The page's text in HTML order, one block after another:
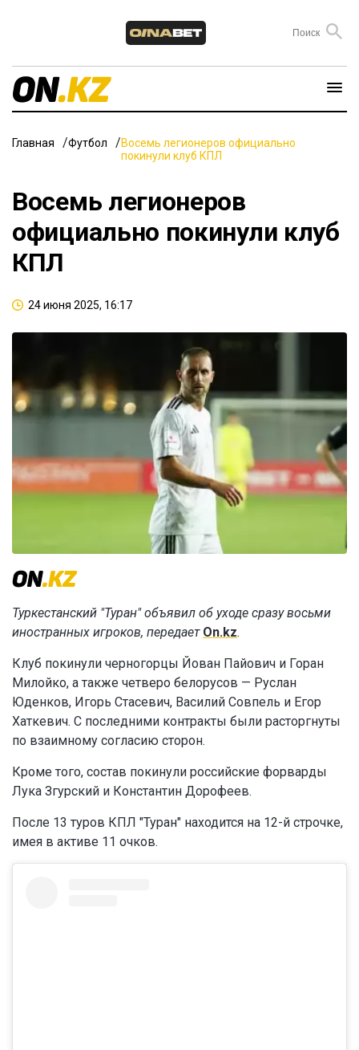
Главная Футбол
Восемь легионеров официально
покинули клуб КПЛ
Восемь легионеров
официально покинули клуб
КПЛ
24 июня 2025, 16:17
Туркестанский "Туран" объявил об уходе сразу восьми
иностранных игроков, передает On.kz.
Клуб покинули черногорцы Йован Пайович и Горан
Милойко, а также четверо белорусов — Руслан
Юденков, Игорь Стасевич, Василий Совпель и Егор
Хаткевич. С последними контракты были расторгнуты
по взаимному согласию сторон.
Кроме того, состав покинули российские форварды
Лука Згурский и Константин Дорофеев.
После 13 туров КПЛ "Туран" находится на 12-й строчке,
имея в активе 11 очков.